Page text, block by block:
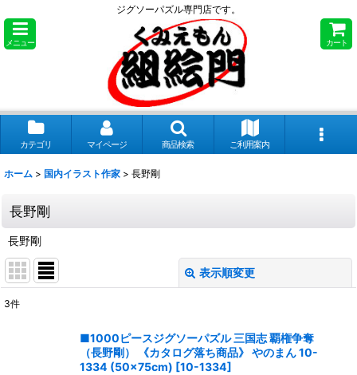
ジグソーパズル専門店です。
メニュー カート
カテゴリ マイページ 商品検索 ご利用案内
ホーム > 国内イラスト作家 > 長野剛
長野剛
長野剛
表示順変更
3件
■1000ピースジグソーパズル 三国志 覇権争奪
（長野剛） 《カタログ落ち商品》 やのまん 10-
1334 (50×75cm) [10-1334]